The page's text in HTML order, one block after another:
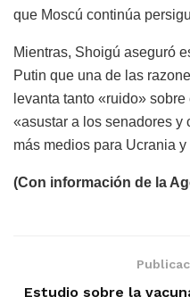
que Moscú continúa
Mientras, Shoigú aseguró
Putin que una de las
levanta tanto «ruido»
«asustar a los senadores y
más medios para Ucrania
(Con información de la
Estudio sobre la